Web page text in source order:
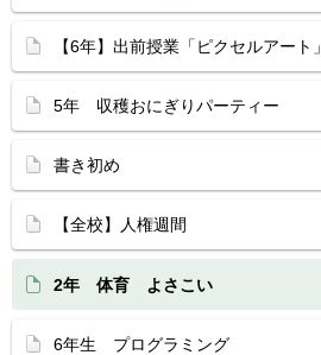
【6年】出前授業「ピクセルアート」
5年 収穫おにぎりパーティー
書き初め
【全校】人権週間
2年 体育 よさこい
6年生 プログラミング